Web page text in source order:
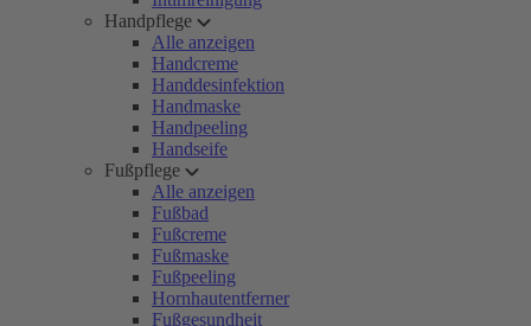
Handpflege
Alle anzeigen
Handcreme
Handdesinfektion
Handmaske
Handpeeling
Handseife
Fußpflege
Alle anzeigen
Fußbad
Fußcreme
Fußmaske
Fußpeeling
Hornhautentferner
Fußgesundheit